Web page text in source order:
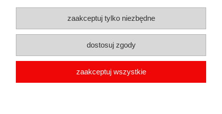
Płatności i dostawa
Informacje
O nas
zaakceptuj tylko niezbędne
dostosuj zgody
zaakceptuj wszystkie